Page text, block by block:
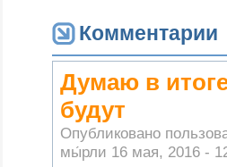
Комментарии
Думаю в
будут
Опубликовано
мы́рли 16 мая, 2016 -